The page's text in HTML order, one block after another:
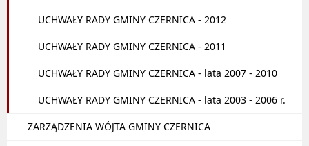
UCHWAŁY RADY GMINY CZERNICA - 2012
UCHWAŁY RADY GMINY CZERNICA - 2011
UCHWAŁY RADY GMINY CZERNICA - lata 2007 - 2010
UCHWAŁY RADY GMINY CZERNICA - lata 2003 - 2006 r.
ZARZĄDZENIA WÓJTA GMINY CZERNICA